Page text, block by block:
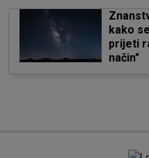
kako
prijeti
način"